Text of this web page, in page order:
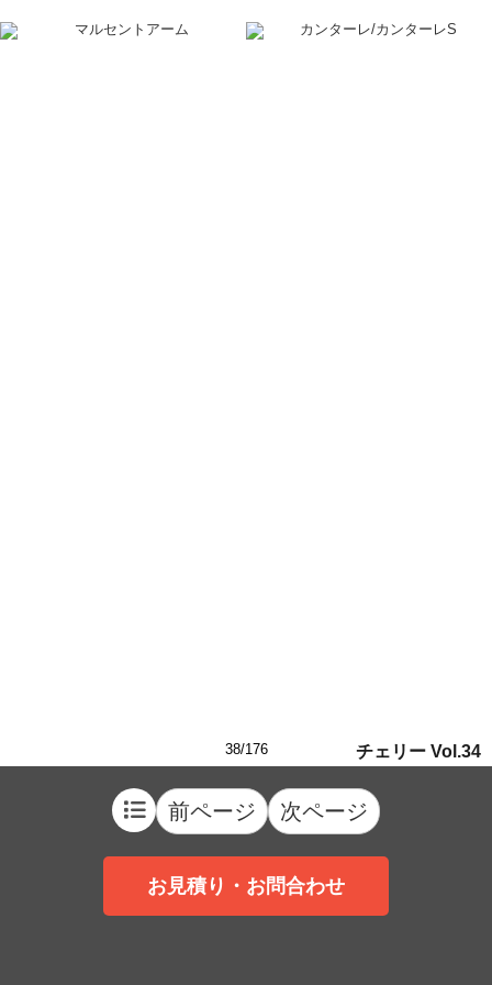
38/176 チェリー Vol.34
前ページ 次ページ
お見積り・お問合わせ